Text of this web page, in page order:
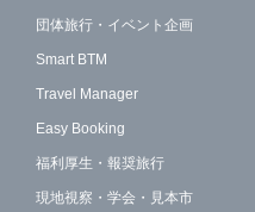
団体旅行・イベント企画
Smart BTM
Travel Manager
Easy Booking
福利厚生・報奨旅行
現地視察・学会・見本市